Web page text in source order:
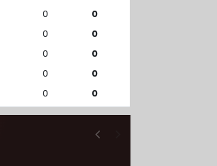
0
0
0
0
0
0
0
0
0 0